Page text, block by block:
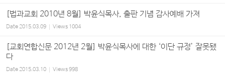
[법과교회 2010년 8월] 박윤식목사, 출판 기념 감사예배 가져
Date2015.03.09 Views 1004
[교회연합신문 2012년 2월] 박윤식목사에 대한 ‘이단 규정’ 잘못됐
다
Date2015.03.10 Views998